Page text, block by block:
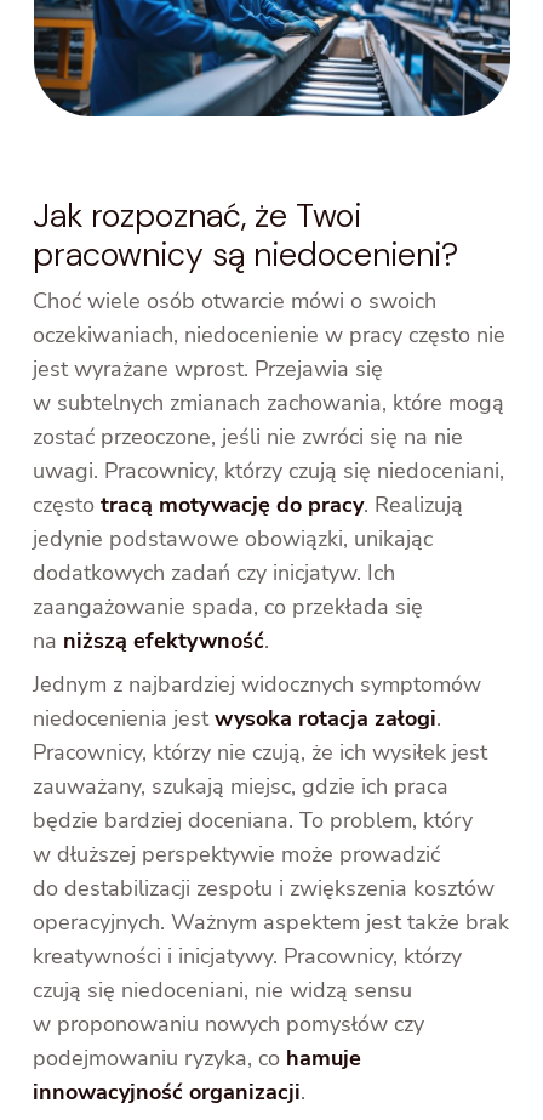
Jak rozpoznać, że Twoi
pracownicy są niedocenieni?
Choć wiele osób otwarcie mówi o swoich
oczekiwaniach, niedocenienie w pracy często nie
jest wyrażane wprost. Przejawia się
w subtelnych zmianach zachowania, które mogą
zostać przeoczone, jeśli nie zwróci się na nie
uwagi. Pracownicy, którzy czują się niedoceniani,
częstotracą motywację do pracy. Realizują
jedynie podstawowe obowiązki, unikając
dodatkowych zadań czy inicjatyw. Ich
zaangażowanie spada, co przekłada się
na niższą efektywność.
Jednym z najbardziej widocznych symptomów
niedocenienia jestwysoka rotacja załogi.
Pracownicy, którzy nie czują, że ich wysiłek jest
zauważany, szukają miejsc, gdzie ich praca
będzie bardziej doceniana. To problem, który
w dłuższej perspektywie może prowadzić
do destabilizacji zespołu i zwiększenia kosztów
operacyjnych. Ważnym aspektem jest także brak
kreatywności i inicjatywy. Pracownicy, którzy
czują się niedoceniani, nie widzą sensu
w proponowaniu nowych pomysłów czy
podejmowaniu ryzyka, co hamuje
innowacyjność organizacji.